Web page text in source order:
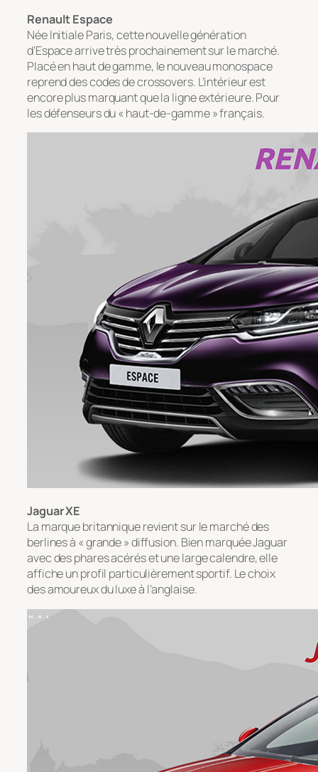
Renault Espace
Née Initiale Paris, cette nouvelle génération
d’Espace arrive très prochainement sur le marché.
Placé en haut de gamme, le nouveau monospace
reprend des codes de crossovers. L’intérieur est
encore plus marquant que la ligne extérieure. Pour
les défenseurs du « haut-de-gamme » français.
Jaguar XE
La marque britannique revient sur le marché des
berlines à « grande » diffusion. Bien marquée Jaguar
avec des phares acérés et une large calendre, elle
affiche un profil particulièrement sportif. Le choix
des amoureux du luxe à l’anglaise.